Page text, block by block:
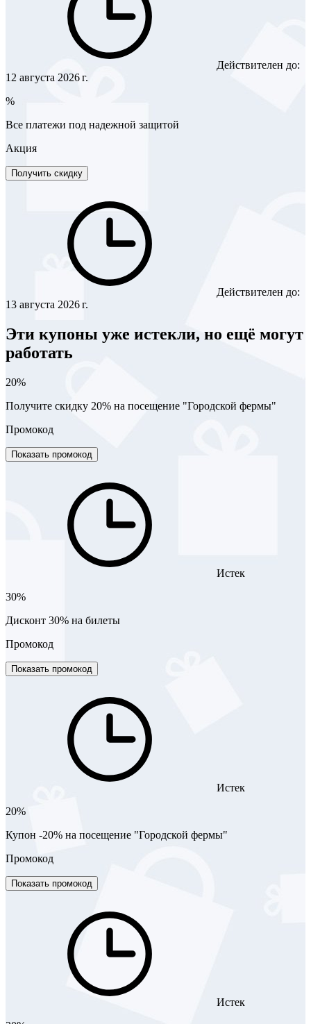
Действителен до:
12 августа 2026 г.
%
Все платежи под надежной защитой
Акция
Получить скидку
Действителен до:
13 августа 2026 г.
Эти купоны уже истекли, но ещё могут
работать
20%
Получите скидку 20% на посещение "Городской фермы"
Промокод
Показать промокод
Истек
30%
Дисконт 30% на билеты
Промокод
Показать промокод
Истек
20%
Купон -20% на посещение "Городской фермы"
Промокод
Показать промокод
Истек